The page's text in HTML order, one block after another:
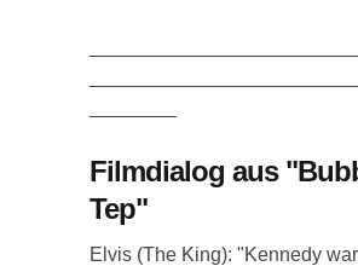
Filmdialog aus
Tep"
Elvis (The King): "Kennedy